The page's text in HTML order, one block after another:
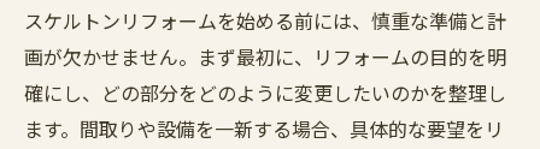
スケルトンリフォームを始める前には、慎重な準備と計
画が欠かせません。まず最初に、リフォームの目的を明
確にし、どの部分をどのように変更したいのかを整理し
ます。間取りや設備を一新する場合、具体的な要望をリ